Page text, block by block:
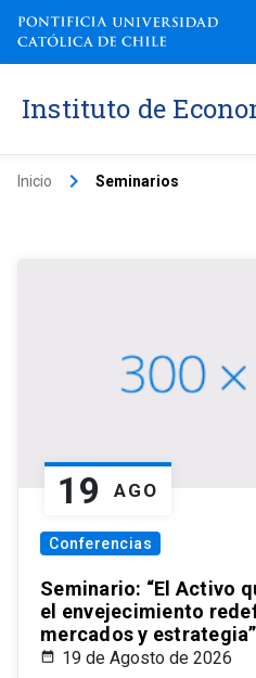
Instituto de
Inicio keyboard_arrow_right Seminarios
19 AGO
Conferencias
Seminario: “El Activo
el envejecimiento
mercados y estrategia”
19 de Agosto de 2026